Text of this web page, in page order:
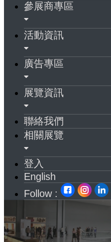
參展商專區
活動資訊
廣告專區
展覽資訊
聯絡我們
相關展覽
登入
English
Follow :